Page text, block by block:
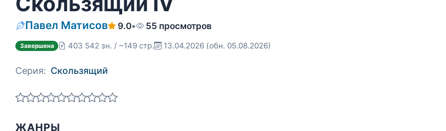
Павел Матисов 9.0• 55 просмотров
Завершена 403 542 зн. / ~149 стр. 13.04.2026 (обн. 05.08.2026)
Серия: Скользящий
ЖАНРЫ